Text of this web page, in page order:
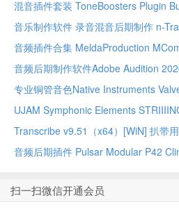
音频后期制作软件Adobe Audition
专业铜管音色Native Instruments
Transcribe v9.51（x64）[WiN] 扒带
音频后期插件 Pulsar Modular P42
扫一扫微信开通会员